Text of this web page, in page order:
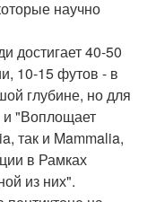
научно
достигает 40-50
10-15 футов - в
глубине, но для
и "Воплощает
так и Mammalia,
в Рамках
из них".